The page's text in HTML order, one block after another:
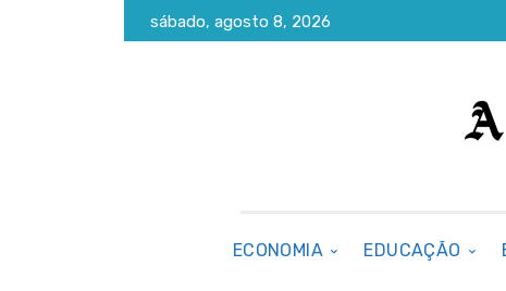
sábado, agosto 8, 2026
ECONOMIA EDUCAÇÃO